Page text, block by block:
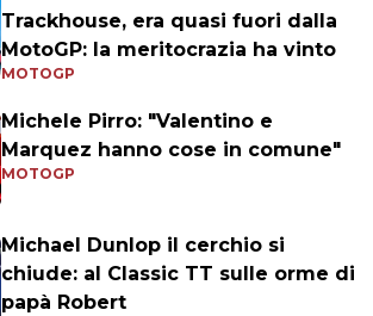
Trackhouse, era quasi fuori dalla
MotoGP: la meritocrazia ha vinto
MOTOGP
Michele Pirro: "Valentino e
Marquez hanno cose in comune"
MOTOGP
Michael Dunlop il cerchio si
chiude: al Classic TT sulle orme di
papà Robert